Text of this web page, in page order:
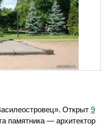
Открыт 9
памятника — архитектор